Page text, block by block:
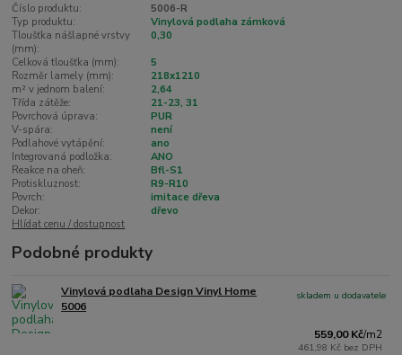
Číslo produktu:
5006-R
Typ produktu:
Vinylová podlaha zámková
Tloušťka nášlapné vrstvy
(mm):
0,30
Celková tloušťka (mm):
5
Rozměr lamely (mm):
218x1210
m² v jednom balení:
2,64
Třída zátěže:
21-23, 31
Povrchová úprava:
PUR
V-spára:
není
Podlahové vytápění:
ano
Integrovaná podložka:
ANO
Reakce na oheň:
Bfl-S1
Protiskluznost:
R9-R10
Povrch:
imitace dřeva
Dekor:
dřevo
Hlídat cenu / dostupnost
Podobné produkty
Vinylová podlaha Design Vinyl Home
5006
559,00 Kč/m2
461,98 Kč bez DPH
skladem u dodavatele